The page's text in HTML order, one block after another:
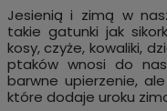
Jesienią i zimą w
takie gatunki jak
kosy, czyże, kowaliki,
ptaków wnosi do
barwne upierzenie,
które dodaje uroku